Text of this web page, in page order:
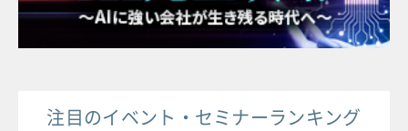
注目のイベント・セミナーランキング